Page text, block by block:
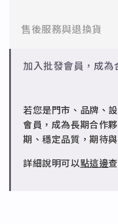
✻ 925純銀
設計。
一般會員：一件即享
批發會員：達門檻享
售後服務與退換貨
✻ 一般會員
✻ 批發會員
請聯繫 LINE 客服
加入批發會員，成為
若您是門市、品牌、
會員，成為長期合作
期、穩定品質，期待
詳細說明可以點這邊